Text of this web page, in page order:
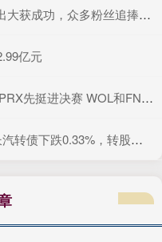
粉丝追捧场面热闹，陈丽君太可爱
亿元
FNC将争夺最后一个名额_比分_双方_胜利
0.33%，转股溢价率101.65%